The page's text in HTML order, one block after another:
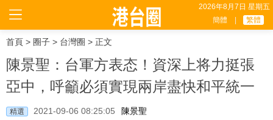
2026年8月7日 星期五
簡體
繁體
首頁 > 圈子 > 台灣圈 > 正文
陳景聖：台軍方表态！資深上将力挺張
亞中，呼籲必須實現兩岸盡快和平統一
精選 2021-09-06 08:25:05 陳景聖